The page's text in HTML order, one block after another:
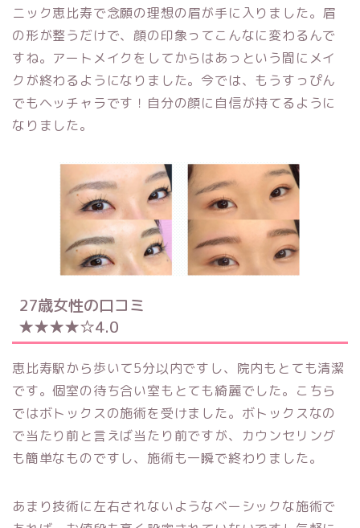
ニック恵比寿で念願の理想の眉が手に入りました。眉
の形が整うだけで、顔の印象ってこんなに変わるんで
すね。アートメイクをしてからはあっという間にメイ
クが終わるようになりました。今では、もうすっぴん
でもヘッチャラです！自分の顔に自信が持てるように
なりました。
27歳女性の口コミ
★★★★☆4.0
恵比寿駅から歩いて5分以内ですし、院内もとても清潔
です。個室の待ち合い室もとても綺麗でした。こちら
ではボトックスの施術を受けました。ボトックスなの
で当たり前と言えば当たり前ですが、カウンセリング
も簡単なものですし、施術も一瞬で終わりました。
あまり技術に左右されないようなベーシックな施術で